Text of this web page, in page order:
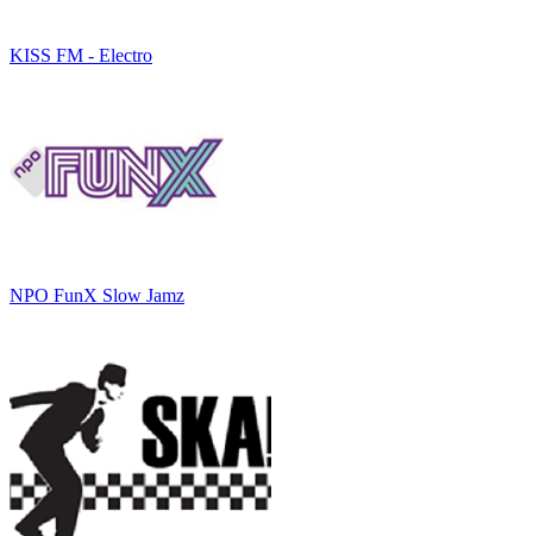
KISS FM - Electro
NPO FunX Slow Jamz